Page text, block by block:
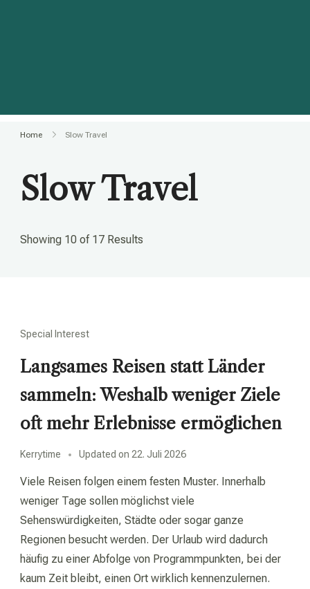
Home Slow Travel
Slow Travel
Showing 10 of 17 Results
Special Interest
Langsames Reisen statt Länder
sammeln: Weshalb weniger Ziele
oft mehr Erlebnisse ermöglichen
Kerrytime Updated on 22. Juli 2026
Viele Reisen folgen einem festen Muster. Innerhalb
weniger Tage sollen möglichst viele
Sehenswürdigkeiten, Städte oder sogar ganze
Regionen besucht werden. Der Urlaub wird dadurch
häufig zu einer Abfolge von Programmpunkten, bei der
kaum Zeit bleibt, einen Ort wirklich kennenzulernen.